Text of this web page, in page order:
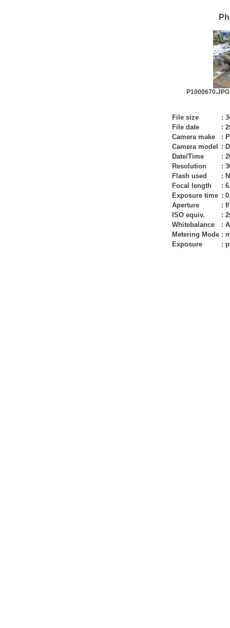
File size :
File date
:
Camera make
:
Camera model
:
Date/Time
:
Resolution
:
Flash used
:
Focal length
:
Exposure time :
Aperture
:
ISO equiv.
:
Whitebalance
:
Metering Mode :
Exposure
: